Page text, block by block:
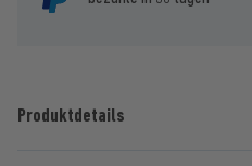
Produktdetails